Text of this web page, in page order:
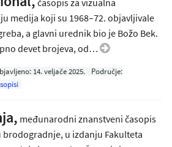
časopis za vizualna
medija koji su 1968–72. objavljivale
a glavni urednik bio je Božo Bek.
devet brojeva, od…
14. veljače 2025.
Područje:
međunarodni znanstveni časopis
u izdanju Fakulteta